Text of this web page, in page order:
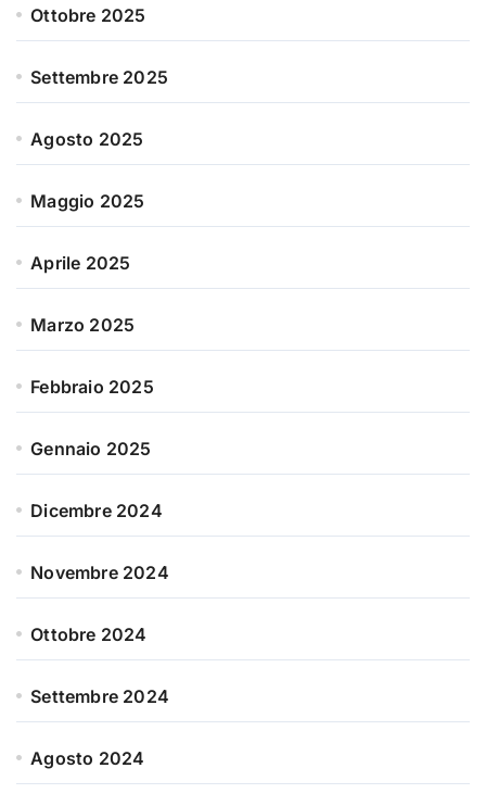
Ottobre 2025
Settembre 2025
Agosto 2025
Maggio 2025
Aprile 2025
Marzo 2025
Febbraio 2025
Gennaio 2025
Dicembre 2024
Novembre 2024
Ottobre 2024
Settembre 2024
Agosto 2024